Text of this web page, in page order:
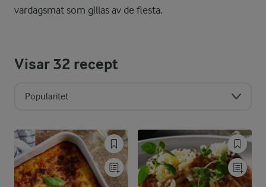
vardagsmat som gillas av de flesta.
Visar32 recept
Popularitet